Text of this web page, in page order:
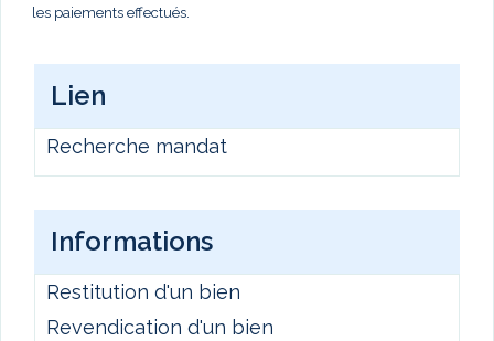
les paiements effectués.
Lien
Recherche mandat
Informations
Restitution d'un bien
Revendication d'un bien